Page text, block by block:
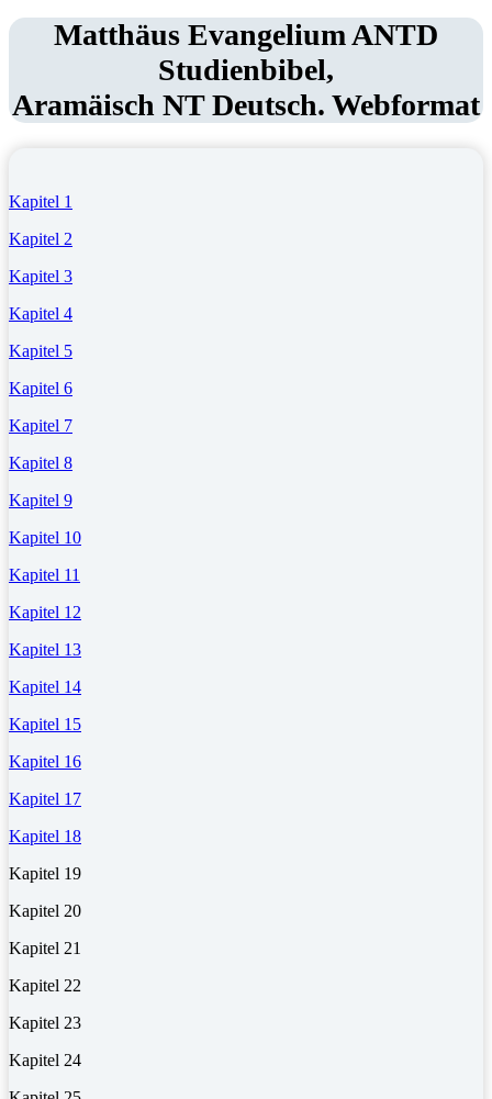
Matthäus Evangelium ANTD
Studienbibel,
Aramäisch NT Deutsch. Webformat
Kapitel 1
Kapitel 2
Kapitel 3
Kapitel 4
Kapitel 5
Kapitel 6
Kapitel 7
Kapitel 8
Kapitel 9
Kapitel 10
Kapitel 11
Kapitel 12
Kapitel 13
Kapitel 14
Kapitel 15
Kapitel 16
Kapitel 17
Kapitel 18
Kapitel 19
Kapitel 20
Kapitel 21
Kapitel 22
Kapitel 23
Kapitel 24